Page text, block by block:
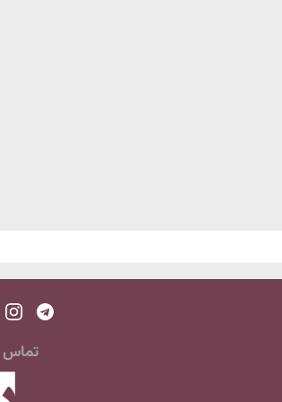
تماس